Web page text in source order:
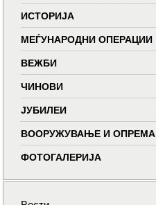
ИСТОРИЈА
МЕЃУНАРОДНИ ОПЕРАЦИИ
ВЕЖБИ
ЧИНОВИ
ЈУБИЛЕИ
ВООРУЖУВАЊЕ И ОПРЕМА
ФОТОГАЛЕРИЈА